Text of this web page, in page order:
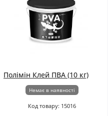
Полімін Клей ПВА (10 кг)
Немає в наявності
Код товару: 15016